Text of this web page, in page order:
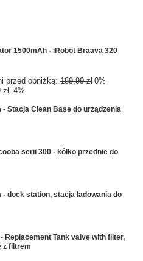
1500mAh - iRobot Braava 320
przed obniżką: 189,99 zł 0%
-4%
- Stacja Clean Base do urządzenia
serii 300 - kółko przednie do
- dock station, stacja ładowania do
Replacement Tank valve with filter,
z filtrem